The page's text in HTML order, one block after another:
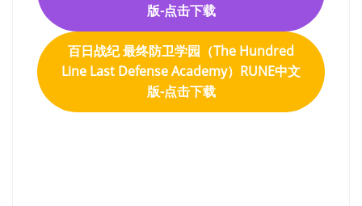
版-点击下载
百日战纪 最终防卫学园（The Hundred
Line Last Defense Academy）RUNE中文
版-点击下载